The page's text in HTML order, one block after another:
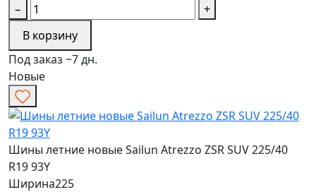
−
+
В корзину
Под заказ ~7 дн.
Новые
Шины летние новые Sailun Atrezzo ZSR SUV 225/40
R19 93Y
Ширина225